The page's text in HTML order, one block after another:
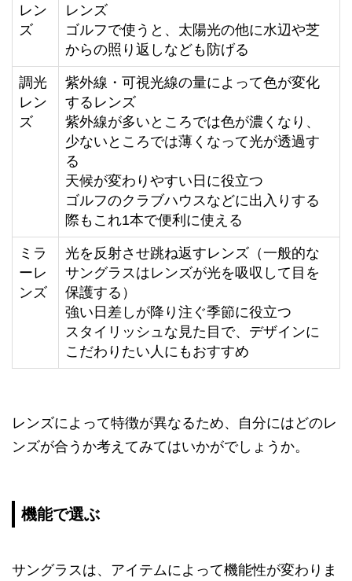
レン
ズ
レンズ
ゴルフで使うと、太陽光の他に水辺や芝
からの照り返しなども防げる
調光
レン
ズ
紫外線・可視光線の量によって色が変化
するレンズ
紫外線が多いところでは色が濃くなり、
少ないところでは薄くなって光が透過す
る
天候が変わりやすい日に役立つ
ゴルフのクラブハウスなどに出入りする
際もこれ1本で便利に使える
ミラ
ーレ
ンズ
光を反射させ跳ね返すレンズ（一般的な
サングラスはレンズが光を吸収して目を
保護する）
強い日差しが降り注ぐ季節に役立つ
スタイリッシュな見た目で、デザインに
こだわりたい人にもおすすめ
レンズによって特徴が異なるため、自分にはどのレ
ンズが合うか考えてみてはいかがでしょうか。
機能で選ぶ
サングラスは、アイテムによって機能性が変わりま